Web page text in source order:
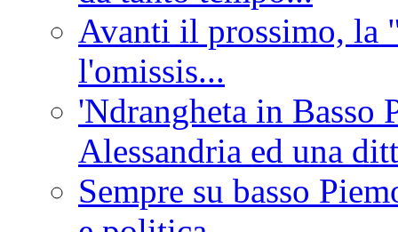
Avanti il prossimo, la
l'omissis...
'Ndrangheta in Basso
Alessandria ed una
Sempre su basso